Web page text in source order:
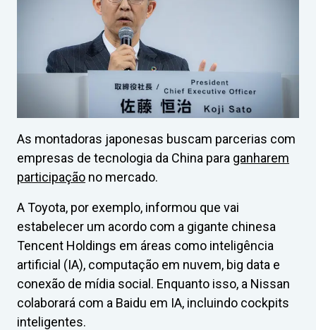
As montadoras japonesas buscam parcerias com
empresas de tecnologia da China para ganharem
participação no mercado.
A Toyota, por exemplo, informou que vai
estabelecer um acordo com a gigante chinesa
Tencent Holdings em áreas como inteligência
artificial (IA), computação em nuvem, big data e
conexão de mídia social. Enquanto isso, a Nissan
colaborará com a Baidu em IA, incluindo cockpits
inteligentes.